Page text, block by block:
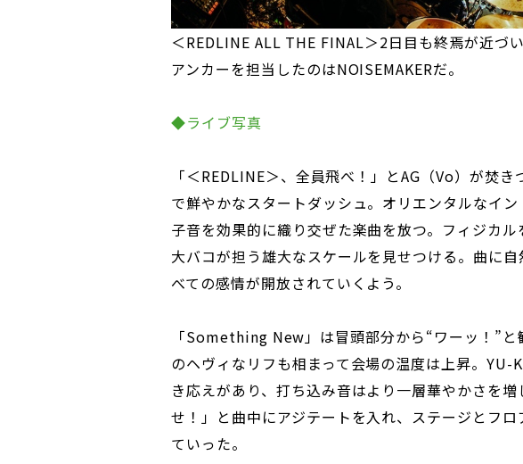
＜REDLINE ALL THE FINAL＞2日目も終焉が近づ
アンカーを担当したのはNOISEMAKERだ。
◆ライブ写真
「＜REDLINE＞、全員飛べ！」とAG（Vo）が焚き
で鮮やかなスタートダッシュ。オリエンタルなイ
子音を効果的に織り交ぜた楽曲を放つ。フィジカル
大バコが担う雄大なスケールを見せつける。曲に
べての感情が開放されていくよう。
「Something New」は冒頭部分から“ワーッ！”と
のヘヴィなリフも相まって会場の温度は上昇。YU-
き応えがあり、打ち込み音はより一層華やかさを
せ！」と曲中にアジテートを入れ、ステージとフ
ていった。